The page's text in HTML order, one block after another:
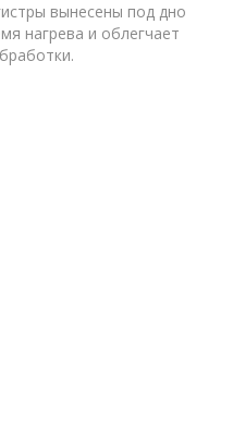
вынесены под дно
нагрева и облегчает